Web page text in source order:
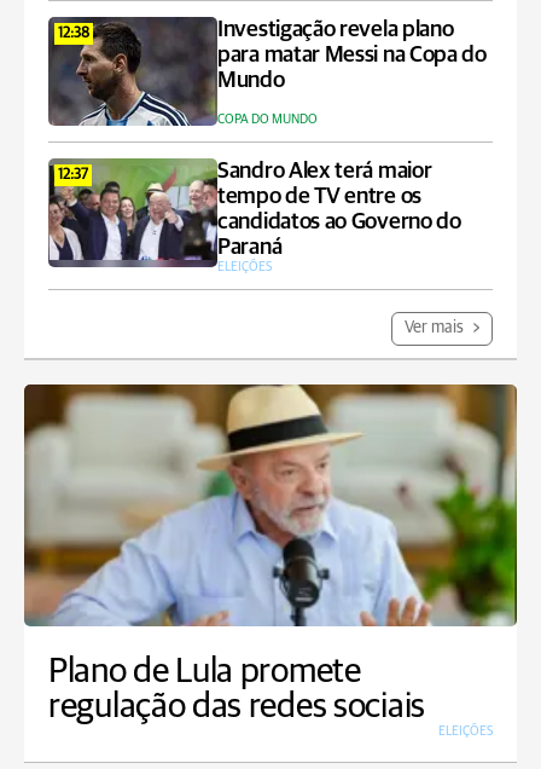
12:38
Investigação revela plano
para matar Messi na Copa do
Mundo
COPA DO MUNDO
12:37
Sandro Alex terá maior
tempo de TV entre os
candidatos ao Governo do
Paraná
ELEIÇÕES
Ver mais
Plano de Lula promete
regulação das redes sociais
ELEIÇÕES